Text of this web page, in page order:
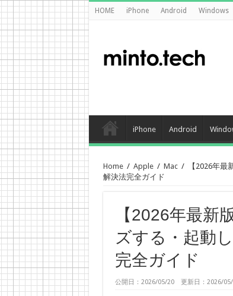
HOME iPhone Android Windows
iPhone Android
Home / Apple / Mac /
【2026年
解決法完全ガイド
【2026年最新
ズする・起動
完全ガイド
公開日：2026/05/20 更新日：2026/